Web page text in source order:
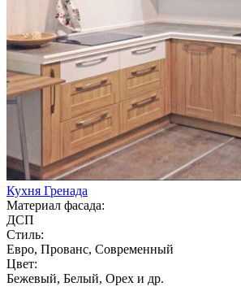
Кухня Гренада
Материал фасада:
ДСП
Стиль:
Евро, Прованс, Современный
Цвет:
Бежевый, Белый, Орех и др.